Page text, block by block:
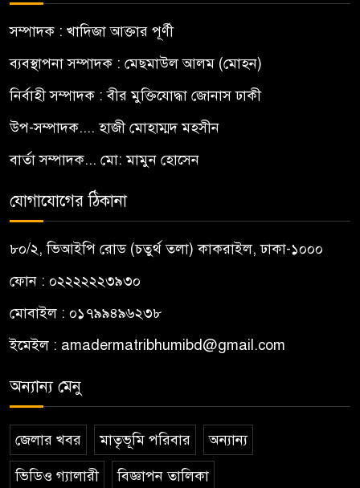
সম্পাদক : খাদিজা আক্তার পূর্ণী
ব্যবস্থাপনা সম্পাদক : মেছমাউল আলম (মোহন)
নির্বাহী সম্পাদক : বীর মুক্তিযোদ্ধা জোনাস ঢাকী
উপ-সম্পাদক.... হাজী মোহাম্মদ মহসীন
বার্তা সম্পাদক... মো: মামুন হোসেন
যোগাযোগের ঠিকানা
৮০/২, ভিআইপি রোড (চতুর্থ তলা) কাকরাইল, ঢাকা-১০০০
ফোন : ০২২২২২২৩৯৩০
মোবাইল : ০১৭৯৯৪৯৬২৩৮
ইমেইল : amadermatribhumibd@gmail.com
অন্যান্য মেনু
জেলার খবর মাতৃভূমি পরিবার অন্যান্য
ভিডিও গ্যালারী বিজ্ঞাপন তালিকা